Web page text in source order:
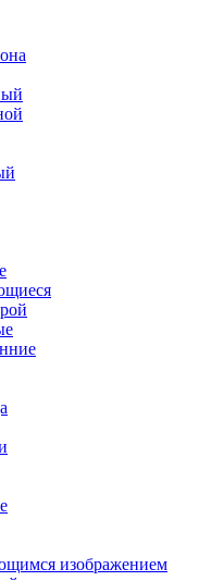
изображением